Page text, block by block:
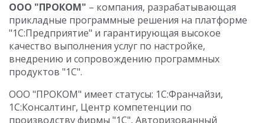
ООО "ПРОКОМ" – компания, разрабатывающая
прикладные программные решения на платформе
"1С:Предприятие" и гарантирующая высокое
качество выполнения услуг по настройке,
внедрению и сопровождению программных
продуктов "1С".
ООО "ПРОКОМ" имеет статусы: 1С:Франчайзи,
1C:Консалтинг, Центр компетенции по
производству фирмы "1С", Авторизованный